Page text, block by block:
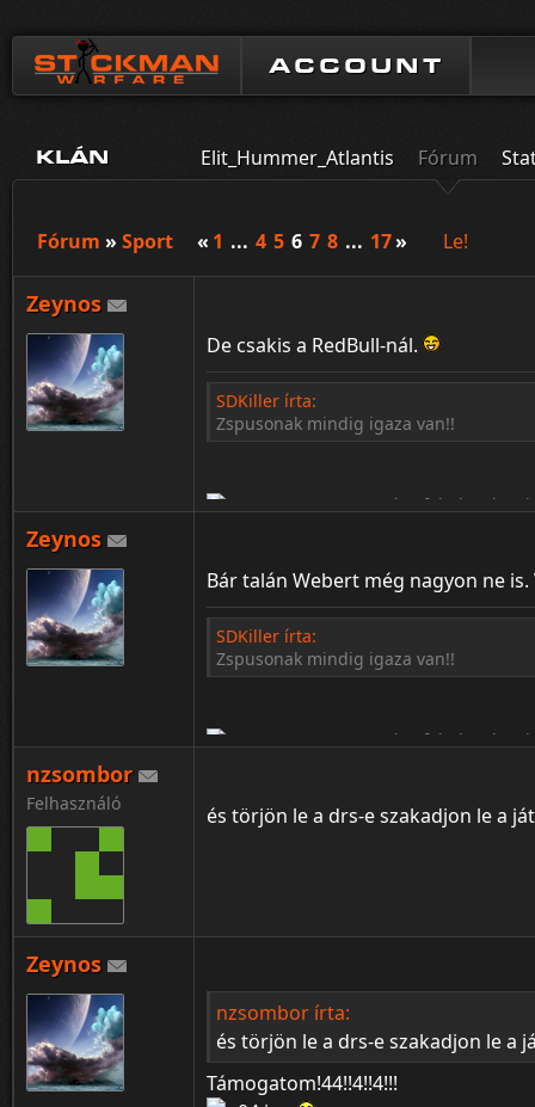
ACCOUNT
KLÁN Elit_Hummer_Atlantis Fórum
Fórum » Sport « 1 ... 4 5 6 7 8 ... 17» Le!
Zeynos
De csakis a RedBull-nál.
SDKiller írta:
Zspusonak mindig igaza van!!
¦ ™ ® © ↑ ♂ ▬ ╝ ↔ ╣ ═ › ↓ ± · ← → ∟ ↨ ◄
Zeynos
Bár talán Webert még nagyon ne
SDKiller írta:
Zspusonak mindig igaza van!!
nzsombor
Felhasználó és törjön le a drs-e szakadjon le a
Zeynos
nzsombor írta:
és törjön le a drs-e szakadjon le a
Támogatom!44!!4!!4!!!